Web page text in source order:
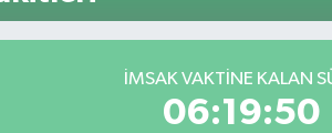
İMSAK VAKTİNE KALAN
06:19:50